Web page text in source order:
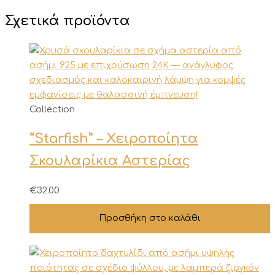
Σχετικά προϊόντα
Collection
“Starfish” – Χειροποίητα
Σκουλαρίκια Αστερίας
€32.00
Προσθήκη στο καλάθι